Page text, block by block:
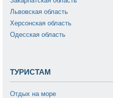
Львовская область
Херсонская область
Одесская область
ТУРИСТАМ
Отдых на море